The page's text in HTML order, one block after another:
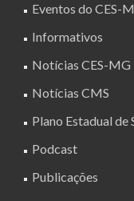
Eventos do CES-
Informativos
Notícias CES-MG
Notícias CMS
Plano Estadual de
Podcast
Publicações